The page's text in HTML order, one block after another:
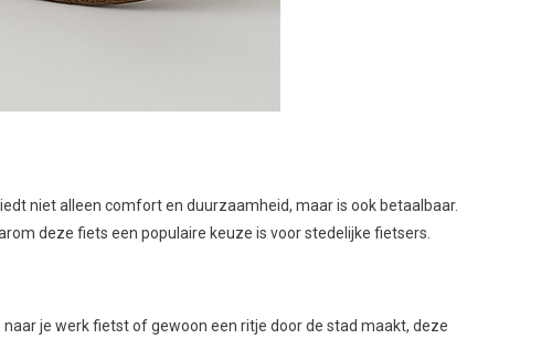
niet alleen comfort en duurzaamheid, maar is ook betaalbaar.
deze fiets een populaire keuze is voor stedelijke fietsers.
je werk fietst of gewoon een ritje door de stad maakt, deze